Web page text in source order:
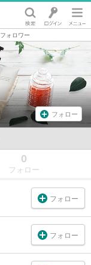
フォロワー
フォロー
0
フォロー
フォロー
フォロー